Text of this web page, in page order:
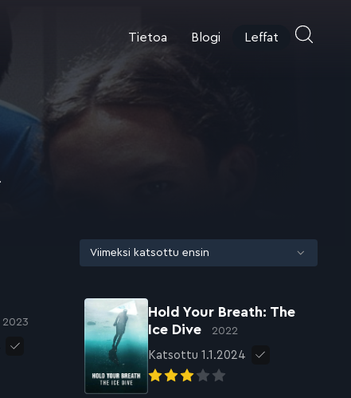
Tietoa Blogi Leffat
2023
Hold Your Breath: The
Ice Dive
2022
Katsottu 1.1.2024